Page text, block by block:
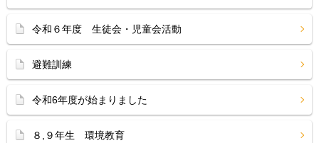
令和６年度 生徒会・児童会活動
避難訓練
令和6年度が始まりました
８,９年生 環境教育